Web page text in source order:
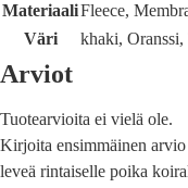
MateriaaliFleece,
Väri
khaki, Oranssi,
Arviot
Tuotearvioita ei vielä ole.
Kirjoita ensimmäinen
leveä rintaiselle poika